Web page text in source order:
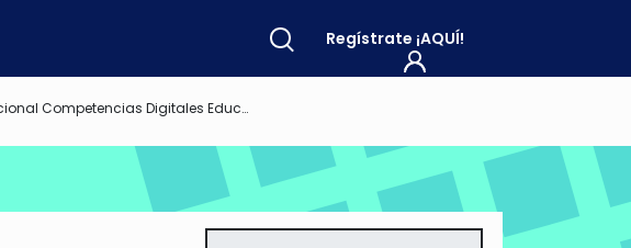
Regístrate ¡AQUÍ!
Digitales Educación Empleo Vida